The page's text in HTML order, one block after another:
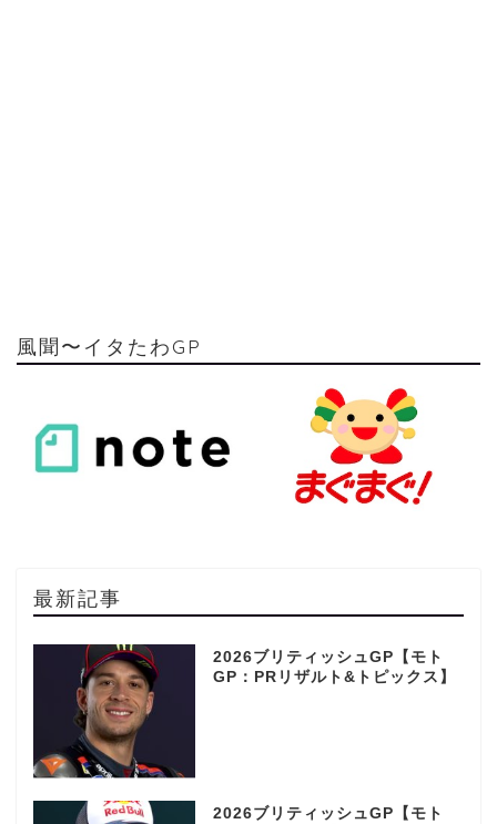
風聞〜イタたわGP
最新記事
2026ブリティッシュGP【モト
GP：PRリザルト&トピックス】
2026ブリティッシュGP【モト